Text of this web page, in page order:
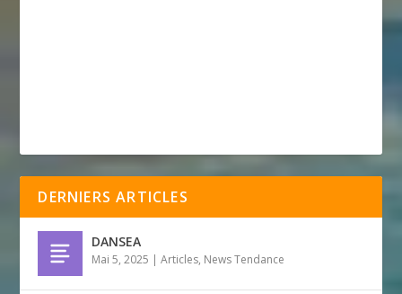
DERNIERS ARTICLES
DANSEA
Mai 5, 2025 |Articles, News Tendance